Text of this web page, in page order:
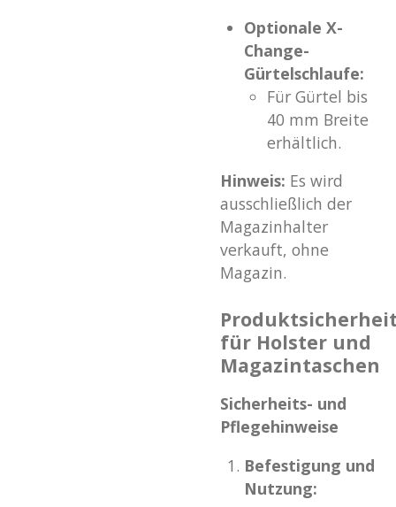
Optionale X-
Change-
Gürtelschlaufe:
Für Gürtel bis
40 mm Breite
erhältlich.
Hinweis: Es wird
ausschließlich der
Magazinhalter
verkauft, ohne
Magazin.
für Holster und
Magazintaschen
Sicherheits- und
Pflegehinweise
Befestigung und
Nutzung: